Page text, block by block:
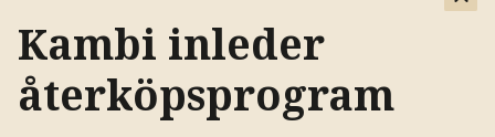
Kambi inleder
återköpsprogram